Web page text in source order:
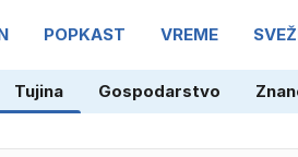
POPKAST VREME
Tujina Gospodarstvo